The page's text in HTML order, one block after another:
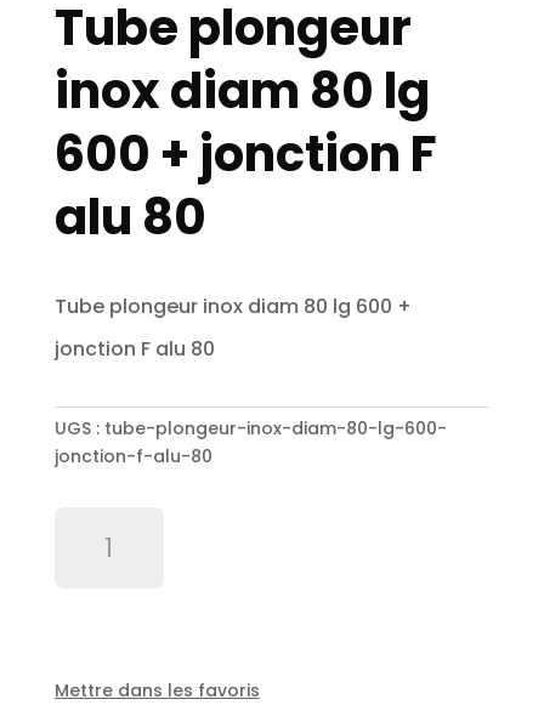
Tube plongeur
inox diam 80 lg
600 + jonction F
alu 80
Tube plongeur inox diam 80 lg 600 +
jonction F alu 80
UGS : tube-plongeur-inox-diam-80-lg-600-
jonction-f-alu-80
80
Mettre dans les favoris